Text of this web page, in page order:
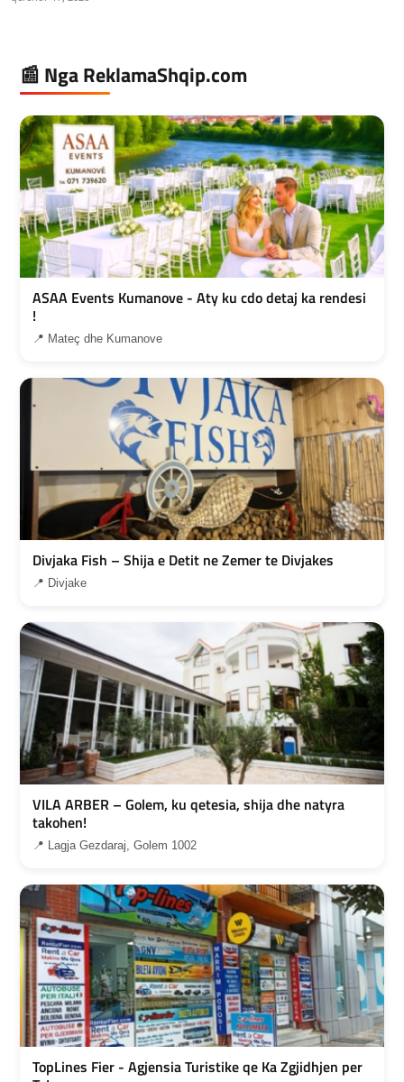
📰 Nga ReklamaShqip.com
ASAA Events Kumanove - Aty ku cdo detaj ka rendesi
!
📍 Mateç dhe Kumanove
Divjaka Fish – Shija e Detit ne Zemer te Divjakes
📍 Divjake
VILA ARBER – Golem, ku qetesia, shija dhe natyra
takohen!
📍 Lagja Gezdaraj, Golem 1002
TopLines Fier - Agjensia Turistike qe Ka Zgjidhjen per